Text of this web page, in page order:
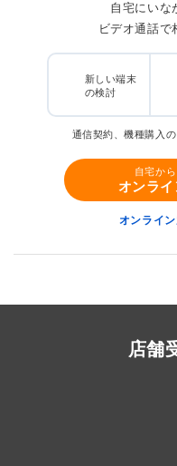
自宅にいな
ビデオ通話で
新しい端末
の検討
通信契約、機種購入
自宅か
オンラ
オンライ
店舗